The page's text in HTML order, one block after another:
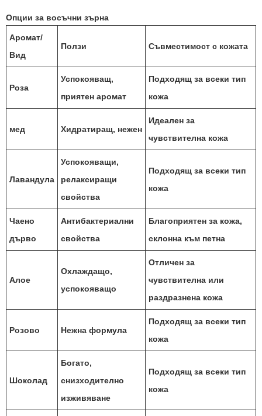
Опции за восъчни зърна
Аромат/
Вид
Ползи Съвместимост с кожата
Роза
Успокояващ,
приятен аромат
Подходящ за всеки тип
кожа
мед Хидратиращ, нежен
Идеален за
чувствителна кожа
Лавандула
Успокояващи,
релаксиращи
свойства
Подходящ за всеки тип
кожа
Чаено
дърво
Антибактериални
свойства
Благоприятен за кожа,
склонна към петна
Алое
Охлаждащо,
успокояващо
Отличен за
чувствителна или
раздразнена кожа
Розово Нежна формула
Подходящ за всеки тип
кожа
Шоколад
Богато,
снизходително
изживяване
Подходящ за всеки тип
кожа